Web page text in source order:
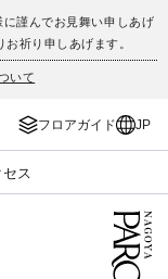
謹んでお見舞い申しあげ
祈り申しあげます。
いて
フロアガイド JP
ス